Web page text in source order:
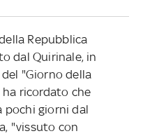
Repubblica
dal Quirinale, in
"Giorno della
ha ricordato che
pochi giorni dal
"vissuto con